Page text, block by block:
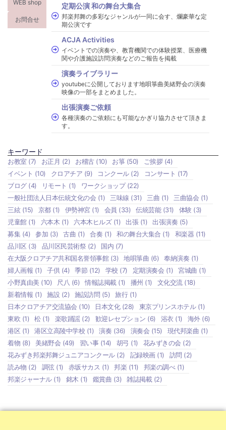
WEB shop
お問合せ
定期公演 和の舞台大集合
邦楽邦舞の多彩なジャンルが一同に会す、爛豪華な定
期公演です
ACJA Activities
イベントでの演奏や、教育機関での体験授業、医療機
関や介護施設訪問演奏などのご報告を掲載
演奏ライブラリー
youtubeに公開しております地唄箏曲美緒野会の演奏
映像の一部をまとめました。
出張演奏ご依頼
各種演奏のご依頼にも可能なかぎり協力させて頂きま
す。
キーワード
お教室 (7) お正月 (2) お稽古(10) お箏(50) ご挨拶(4)
イベント (10) クロアチア (9) コンクール(2) コンサート (17)
ブログ(4) リモート (1) ワークショップ(22)
一般社団法人日本伝統文化の会 (1) 三味線 (31) 三曲 (1) 三曲協会 (1)
三絃(15) 京都(1) 伊勢神宮(1) 会員 (33) 伝統芸能(31) 体験(3)
児童館(1) 六本木 (1) 六本木ヒルズ(1) 出張(1) 出張演奏 (5)
募集 (4) 参加 (3) 古曲 (1) 合奏 (1) 和の舞台大集合 (1) 和楽器 (11)
品川区 (3) 品川区民芸術祭 (2) 国内 (7)
在大阪クロアチア共和国名誉領事館(3) 地唄箏曲 (6) 奉納演奏 (1)
婦人画報 (1) 子供(4) 季節 (12) 学校 (7) 定期演奏会 (1) 宮城曲 (1)
小野真由美 (10) 尺八 (6) 情報誌掲載(1) 播州 (1) 文化交流(18)
新着情報 (1) 施設 (2) 施設訪問 (5) 旅行(1)
日本クロアチア交流協会 (10) 日本文化(28) 東京プリンスホテル(1)
東欧 (1) 松(1) 楽歌踊謡(2) 歓迎レセプション (6) 浴衣 (1) 海外(6)
港区 (1) 港区立高陵中学校 (1) 演奏 (36) 演奏会 (15) 現代邦楽曲 (1)
着物 (8) 美緒野会 (49) 習い事(14) 胡弓 (1) 花みずきの会 (2)
花みずき邦楽邦舞ジュニアコンクール(2) 記録映画(1) 訪問 (2)
読み物 (2) 調弦(1) 赤坂サカス (1) 邦楽 (11) 邦楽の調べ(1)
邦楽ジャーナル(1) 銘木 (1) 鑑賞曲 (3) 雑誌掲載(2)